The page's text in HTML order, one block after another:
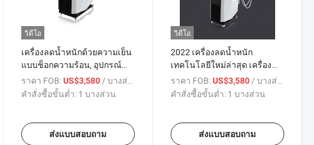
วิดีโอ
เครื่องลดน้ำหนักด้วยความเย็น
แบบช็อกความร้อน, อุปกรณ์
ทำความเย็นพกพาที่ปลอดภัย
ที่สุด
ราคา FOB: US$3,580/ บางส่วน
คำสั่งซื้อขั้นต่ำ: 1 บางส่วน
ส่งแบบสอบถาม
วิดีโอ
2022 เครื่องลดน้ำหนัก
เทคโนโลยีใหม่ล่าสุด เครื่อง
ควบคุมรูปร่างด้วยการทำความ
เย็น T-Shock
ราคา FOB: US$3,580/ บางส่วน
คำสั่งซื้อขั้นต่ำ: 1 บางส่วน
ส่งแบบสอบถาม